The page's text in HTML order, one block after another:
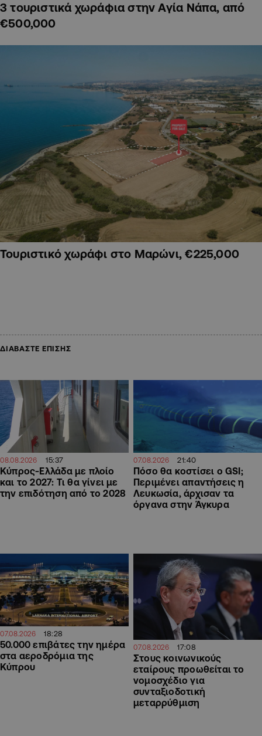
3 τουριστικά χωράφια στην Αγία Νάπα, από
€500,000
Τουριστικό χωράφι στο Μαρώνι, €225,000
ΔΙΑΒΑΣΤΕ ΕΠΙΣΗΣ
08.08.2026 15:37
Κύπρος-Ελλάδα με πλοίο
και το 2027: Τι θα γίνει με
την επιδότηση από το 2028
07.08.2026 21:40
Πόσο θα κοστίσει ο GSI;
Περιμένει απαντήσεις η
Λευκωσία, άρχισαν τα
όργανα στην Άγκυρα
07.08.2026 18:28
50.000 επιβάτες την ημέρα
στα αεροδρόμια της
Κύπρου
07.08.2026 17:08
Στους κοινωνικούς
εταίρους προωθείται το
νομοσχέδιο για
συνταξιοδοτική
μεταρρύθμιση